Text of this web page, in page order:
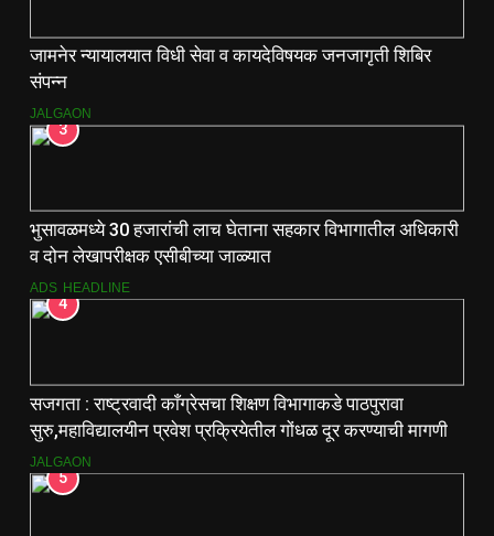
जामनेर न्यायालयात विधी सेवा व कायदेविषयक जनजागृती शिबिर
संपन्न
JALGAON
3
भुसावळमध्ये 30 हजारांची लाच घेताना सहकार विभागातील अधिकारी
व दोन लेखापरीक्षक एसीबीच्या जाळ्यात
ADS HEADLINE
4
सजगता : राष्ट्रवादी काँग्रेसचा शिक्षण विभागाकडे पाठपुरावा
सुरु,महाविद्यालयीन प्रवेश प्रक्रियेतील गोंधळ दूर करण्याची मागणी
JALGAON
5